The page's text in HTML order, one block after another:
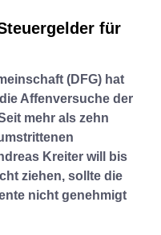
für
(DFG) hat
Affenversuche der
mehr als zehn
Kreiter will bis
ziehen, sollte die
nicht genehmigt